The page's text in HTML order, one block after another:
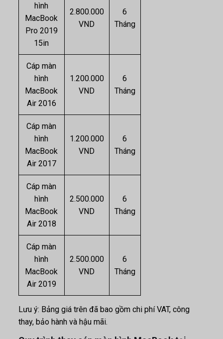
hình
MacBook
Pro 2019
15in
2.800.000
VND
6
Tháng
Cáp màn
hình
MacBook
Air 2016
1.200.000
VND
6
Tháng
Cáp màn
hình
MacBook
Air 2017
1.200.000
VND
6
Tháng
Cáp màn
hình
MacBook
Air 2018
2.500.000
VND
6
Tháng
Cáp màn
hình
MacBook
Air 2019
2.500.000
VND
6
Tháng
Lưu ý: Bảng giá trên đã bao gồm chi phí VAT, công
thay, bảo hành và hậu mãi.